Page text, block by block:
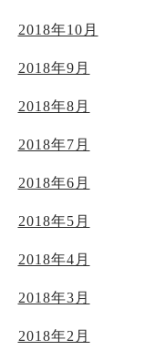
2018年10月
2018年9月
2018年8月
2018年7月
2018年6月
2018年5月
2018年4月
2018年3月
2018年2月